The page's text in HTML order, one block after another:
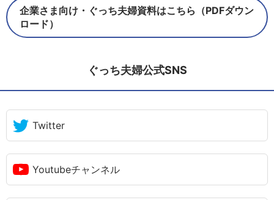
企業さま向け・ぐっち夫婦資料はこちら（PDFダウン
ロード）
ぐっち夫婦公式SNS
Twitter
Youtubeチャンネル